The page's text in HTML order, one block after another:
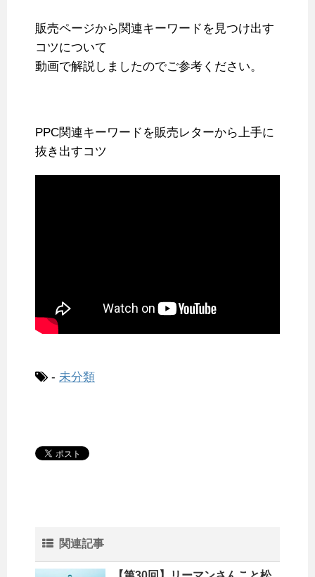
販売ページから関連キーワードを見つけ出す
コツについて
動画で解説しましたのでご参考ください。
PPC関連キーワードを販売レターから上手に
抜き出すコツ
- 未分類
関連記事